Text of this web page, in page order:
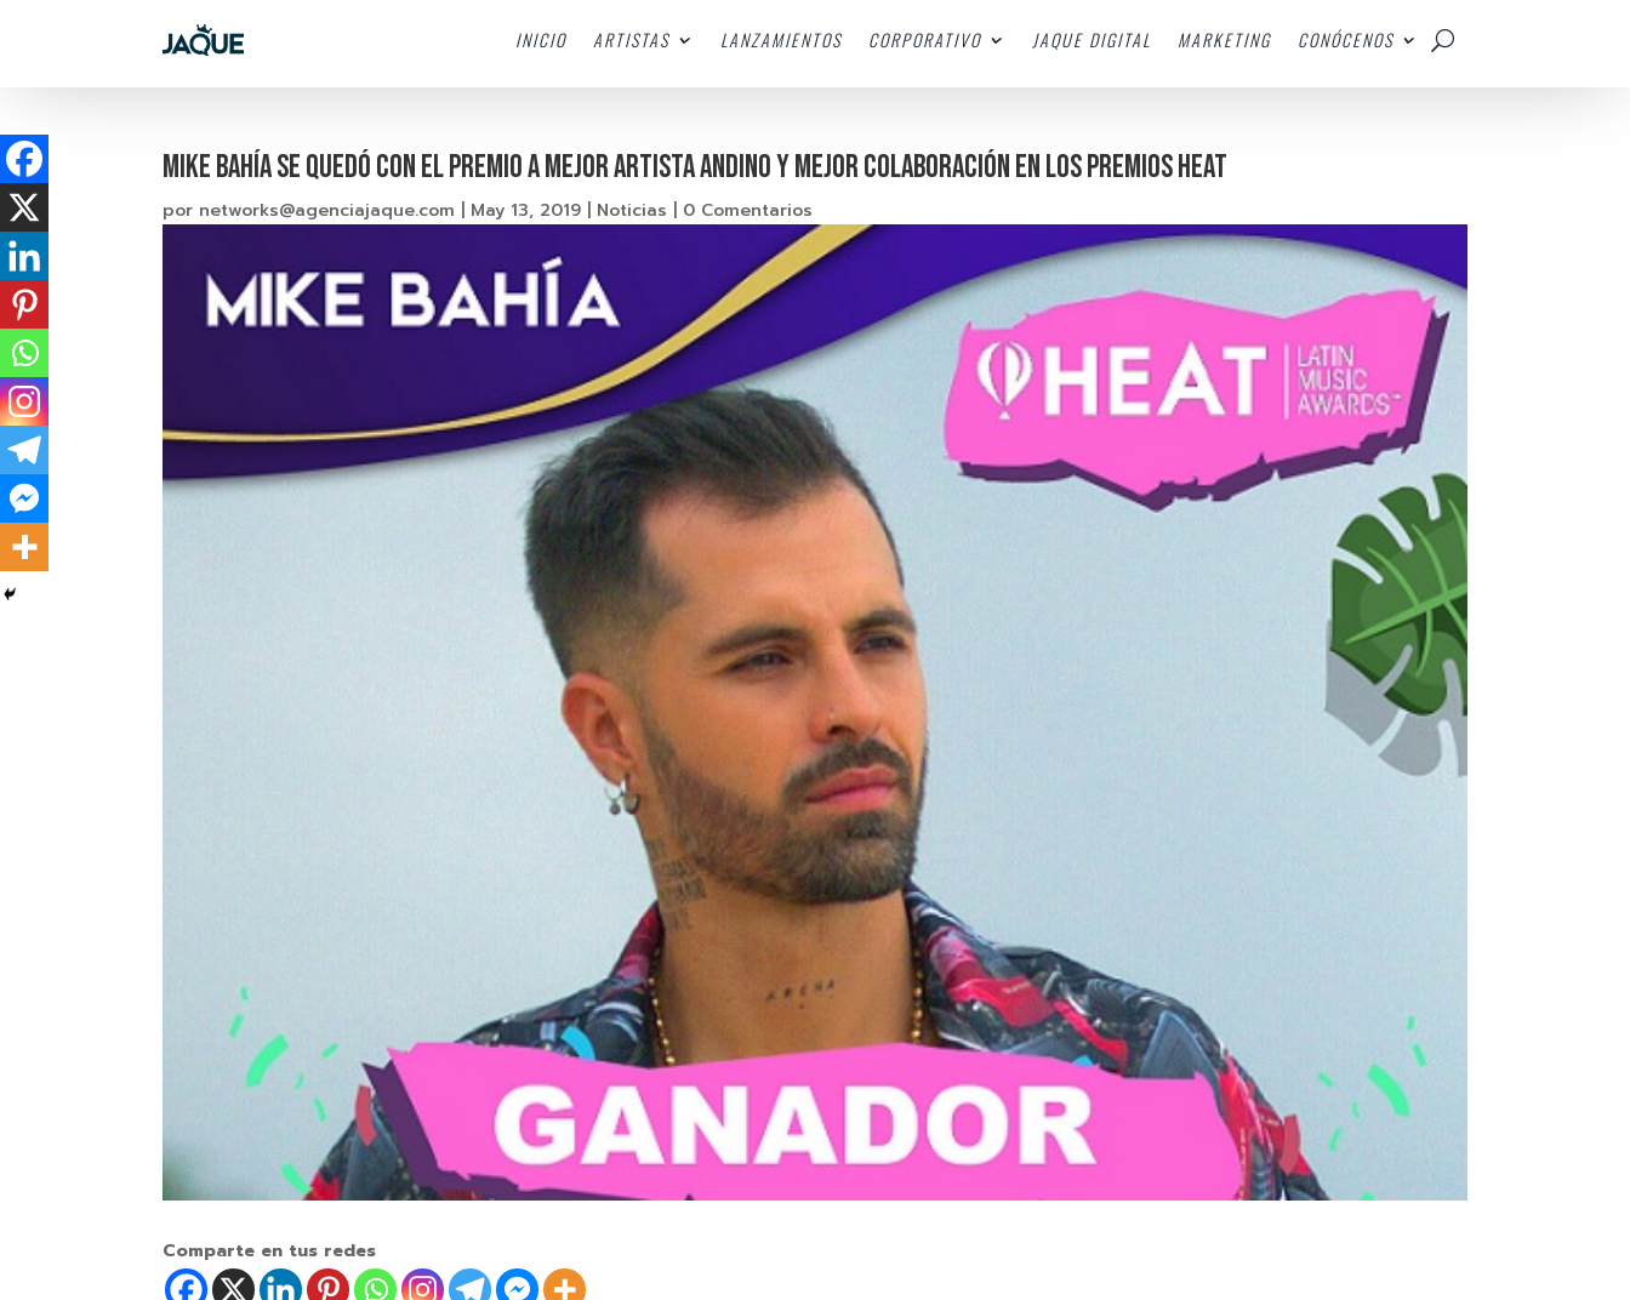
INICIO ARTISTAS LANZAMIENTOS CORPORATIVO JAQUE DIGITAL MARKETING CONÓCENOS
MIKE BAHÍA SE QUEDÓ CON EL PREMIO A MEJOR ARTISTA ANDINO Y MEJOR COLABORACIÓN EN LOS PREMIOS HEAT
por networks@agenciajaque.com | May 13, 2019 | Noticias | 0 Comentarios
Comparte en tus redes